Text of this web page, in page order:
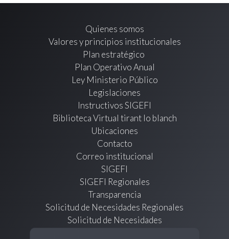
Quienes somos
Valores y principios institucionales
Plan estratégico
Plan Operativo Anual
Ley Ministerio Público
Legislaciones
Instructivos SIGEFI
Biblioteca Virtual tirant lo blanch
Ubicaciones
Contacto
Correo institucional
SIGEFI
SIGEFI Regionales
Transparencia
Solicitud de Necesidades Regionales
Solicitud de Necesidades